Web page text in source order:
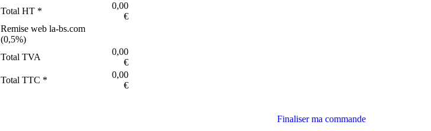
Total HT *
0,00
€
Remise web la-bs.com
(0,5%)
Total TVA
0,00
€
Total TTC *
0,00
€
Finaliser ma commande